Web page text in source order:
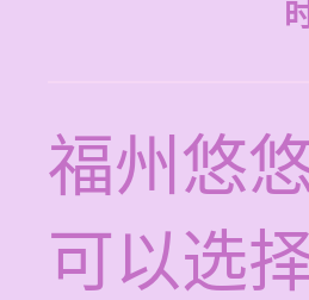
福州悠
可以选